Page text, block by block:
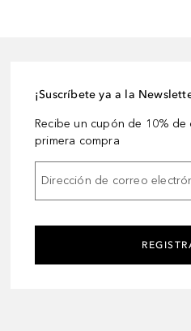
¡Suscríbete ya a la
Recibe un cupón de 10% de
primera compra
Dirección de correo